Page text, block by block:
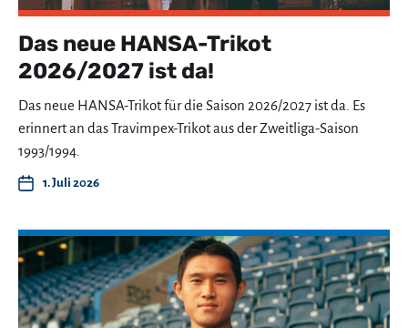
Das neue HANSA-Trikot
2026/2027 ist da!
Das neue HANSA-Trikot für die Saison 2026/2027 ist da. Es
erinnert an das Travimpex-Trikot aus der Zweitliga-Saison
1993/1994.
1. Juli 2026